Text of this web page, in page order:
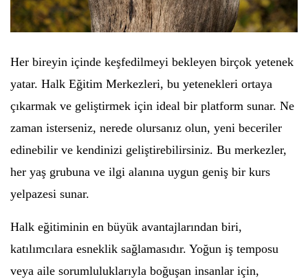
Her bireyin içinde keşfedilmeyi bekleyen birçok yetenek
yatar. Halk Eğitim Merkezleri, bu yetenekleri ortaya
çıkarmak ve geliştirmek için ideal bir platform sunar. Ne
zaman isterseniz, nerede olursanız olun, yeni beceriler
edinebilir ve kendinizi geliştirebilirsiniz. Bu merkezler,
her yaş grubuna ve ilgi alanına uygun geniş bir kurs
yelpazesi sunar.
Halk eğitiminin en büyük avantajlarından biri,
katılımcılara esneklik sağlamasıdır. Yoğun iş temposu
veya aile sorumluluklarıyla boğuşan insanlar için,